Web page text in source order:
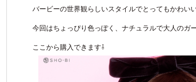
バービーの世界観らしいスタイルでとってもかわい
今回はちょっぴり色っぽく、ナチュラルで大人のガ
ここから購入できます⇩